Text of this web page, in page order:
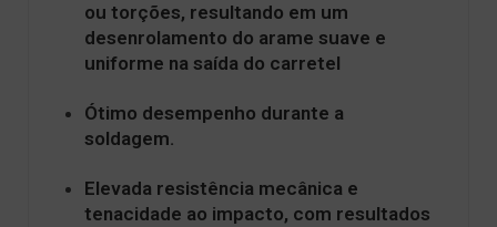
ou torções, resultando em um
desenrolamento do arame suave e
uniforme na saída do carretel
Ótimo desempenho durante a
soldagem.
Elevada resistência mecânica e
tenacidade ao impacto, com resultados